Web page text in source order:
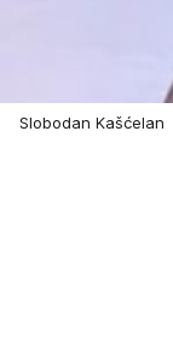
Slobodan Kašćelan